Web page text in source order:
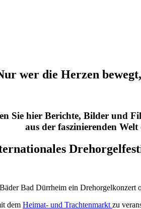
wer die Herzen
Sie hier Berichte, Bilder und
aus der faszinierenden
Bad Dürrheim ein Drehorgelkonzert
dem Heimat- und Trachtenmarkt zu